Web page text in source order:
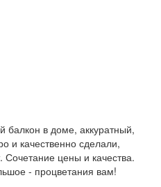
балкон в доме, аккуратный,
и качественно сделали,
Сочетание цены и качества.
- процветания вам!